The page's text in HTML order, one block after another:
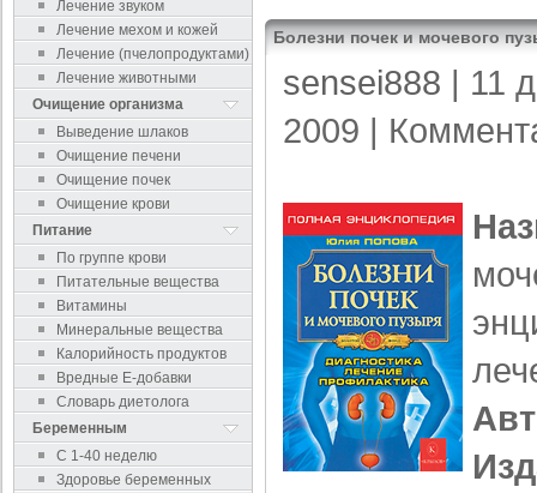
Лечение звуком
Лечение мехом и кожей
Лечение (пчелопродуктами)
Лечение животными
Очищение организма
Выведение шлаков
Очищение печени
Очищение почек
Очищение крови
Питание
По группе крови
Питательные вещества
Витамины
Минеральные вещества
Калорийность продуктов
Вредные Е-добавки
Словарь диетолога
Беременным
С 1-40 неделю
Здоровье беременных
Болезни почек и мочевого
sensei888 | 11
2009 |